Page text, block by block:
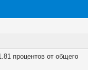
процентов от общего